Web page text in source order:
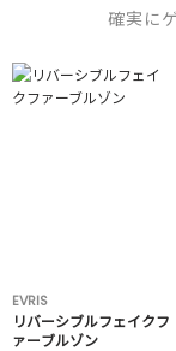
確実に
EVRIS
リバーシブルフェイクフ
ァーブルゾン